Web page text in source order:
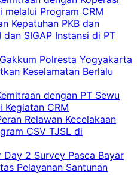
Program CRM
Kepatuhan PKB dan
dan SIGAP Instansi di PT
Polresta Yogyakarta
Keselamatan Berlalu
dengan PT Sewu
Kegiatan CRM
Relawan Kecelakaan
CSV TJSL di
Day 2 Survey Pasca Bayar
Pelayanan Santunan